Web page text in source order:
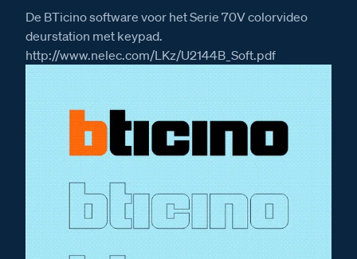
De BTicino software voor het Serie 70V colorvideo
deurstation met keypad.
http://www.nelec.com/LKz/U2144B_Soft.pdf